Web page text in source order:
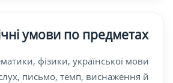
умови по предметах
фізики, української мови
слух, письмо, темп, виснаження й